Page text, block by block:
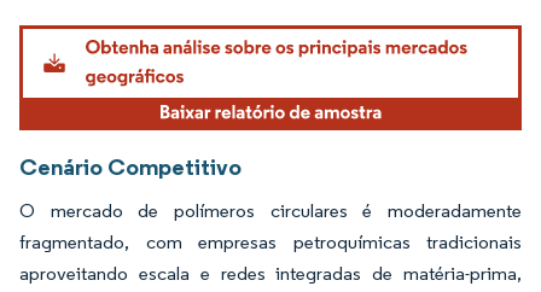
Imagem © Mordor Intelligence. O reuso requer atribuição conforme CC BY 4.0.
Cenário Competitivo
O mercado de polímeros circulares é moderadamente
fragmentado, com empresas petroquímicas tradicionais
aproveitando escala e redes integradas de matéria-prima,